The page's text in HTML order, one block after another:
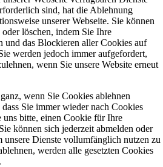
sind, hat die Ablehnung
unserer Webseite. Sie können
löschen, indem Sie Ihre
und das Blockieren aller Cookies auf
werden jedoch immer aufgefordert,
wenn Sie unsere Website erneut
wenn Sie Cookies ablehnen
Sie immer wieder nach Cookies
uns bitte, einen Cookie für Ihre
können sich jederzeit abmelden oder
unsere Dienste vollumfänglich nutzen zu
werden alle gesetzten Cookies